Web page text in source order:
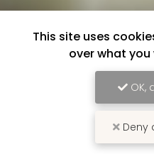
This site uses
over what
OK,
Deny